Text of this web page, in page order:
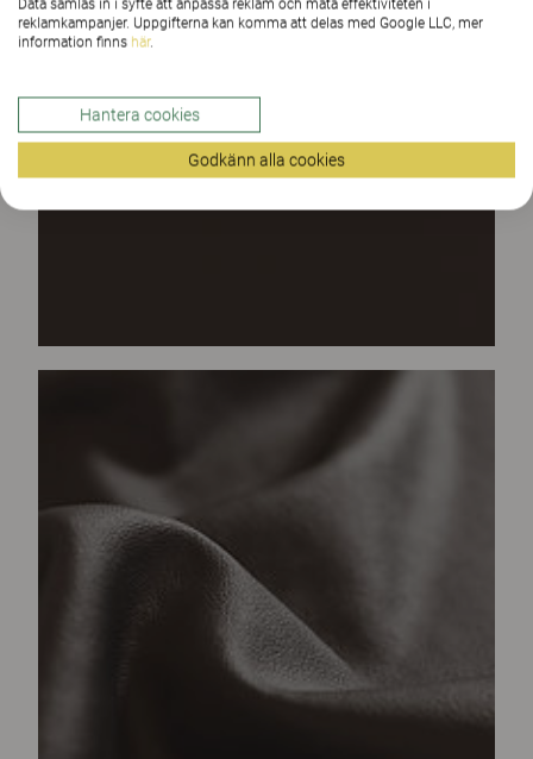
Data samlas in i syfte att anpassa reklam och mäta effektiviteten i
reklamkampanjer. Uppgifterna kan komma att delas med Google LLC, mer
information finns här.
Hantera cookies
Godkänn alla cookies